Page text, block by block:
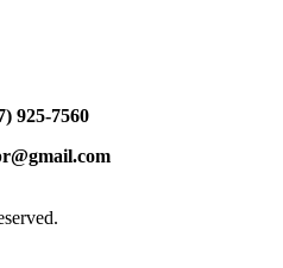
925-7560